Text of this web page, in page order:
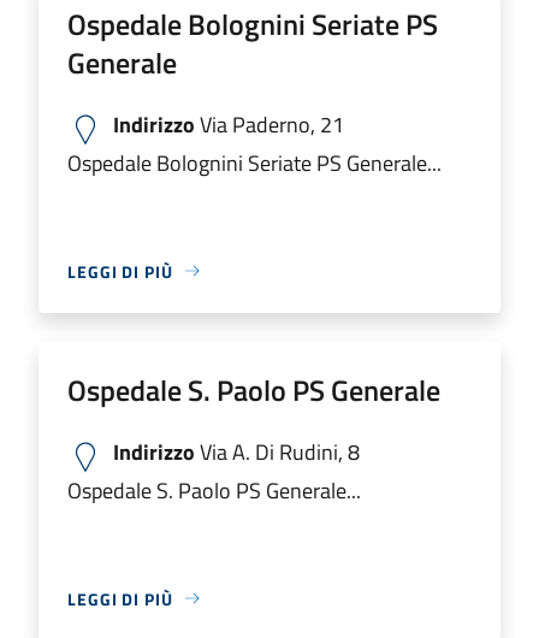
Ospedale Bolognini Seriate PS
Generale
IndirizzoVia Paderno, 21
Ospedale Bolognini Seriate PS Generale...
LEGGI DI PIÙ
Ospedale S. Paolo PS Generale
IndirizzoVia A. Di Rudini, 8
Ospedale S. Paolo PS Generale...
LEGGI DI PIÙ